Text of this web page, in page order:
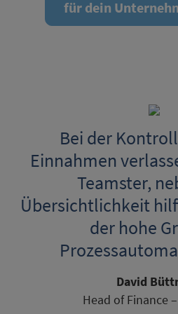
für dein
Bei der
Einnahmen
Teamster,
Übersichtlichkeit
der hohe
David
Head of Finance